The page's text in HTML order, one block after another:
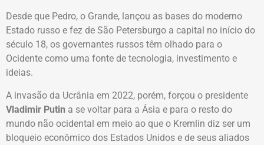
Desde que Pedro, o Grande, lançou as bases do moderno
Estado russo e fez de São Petersburgo a capital no início do
século 18, os governantes russos têm olhado para o
Ocidente como uma fonte de tecnologia, investimento e
ideias.
A invasão da Ucrânia em 2022, porém, forçou o presidente
Vladimir Putin a se voltar para a Ásia e para o resto do
mundo não ocidental em meio ao que o Kremlin diz ser um
bloqueio econômico dos Estados Unidos e de seus aliados